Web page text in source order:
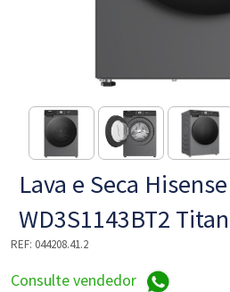
Lava e Seca
WD3S1143BT2
REF: 044208.41.2
Consulte vendedor